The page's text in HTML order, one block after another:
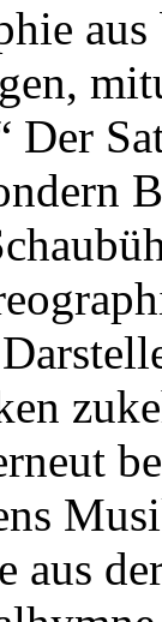
Der
aus